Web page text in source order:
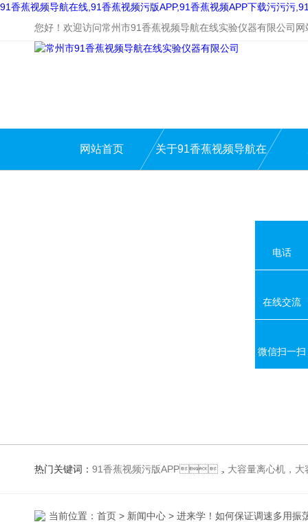
91香蕉视频导航在线,91香蕉视频污版APP,91香蕉视频APP下载污污污
您好！欢迎访问常州市91香蕉视频导航在线实验仪器有限公司网站
网站首页 关于91香蕉视频导航在
热门关键词： 91香蕉视频污版APP，大容量离心机，大容量振荡器，高速冷冻离心机，生化、光照、振荡培养箱，磁力搅拌器
当前位置： 首页 > 新闻中心 > 进来学！如何保证调速多用
电话
在线交流
微信扫一扫